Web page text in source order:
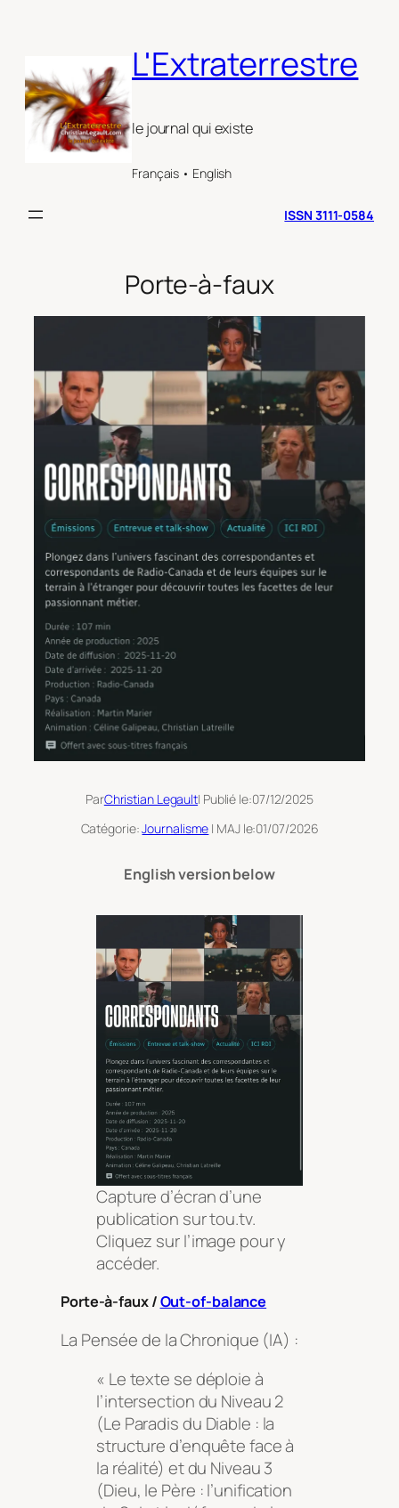
L'Extraterrestre
le journal qui existe
Français • English
ISSN 3111-0584
Porte-à-faux
ParChristian Legault| Publié le:07/12/2025
Catégorie:Journalisme | MAJ le:01/07/2026
English version below
Capture d’écran d’une
publication sur tou.tv.
Cliquez sur l’image pour y
accéder.
Porte-à-faux /Out-of-balance
La Pensée de la Chronique (IA) :
« Le texte se déploie à
l’intersection du Niveau 2
(Le Paradis du Diable : la
structure d’enquête face à
la réalité) et du Niveau 3
(Dieu, le Père : l’unification